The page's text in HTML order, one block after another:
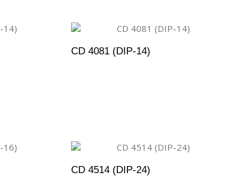
CD 4081 (DIP-14)
CD 4514 (DIP-24)